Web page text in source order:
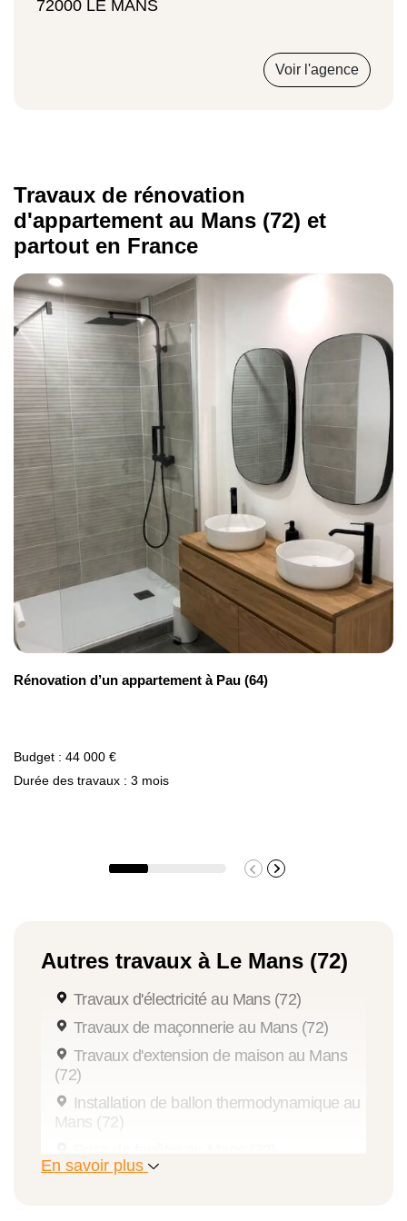
Type de travaux
Prix moyen
800 € / m²
Rénovation complète d'appartement
1 200 € / m²
Rénovation lourde
2 000 € /m²
72000 LE MANS
Voir l'agence
Travaux de rénovation
d'appartement au Mans (72) et
partout en France
Rénovation d’un appartement à Pau (64)
Budget : 44 000 €
Durée des travaux : 3 mois
Autres travaux à Le Mans (72)
Travaux d'électricité au Mans (72)
Travaux de maçonnerie au Mans (72)
Travaux d'extension de maison au Mans
(72)
Installation de ballon thermodynamique au
Mans (72)
Pose de volet au Mans (72)
En savoir plus